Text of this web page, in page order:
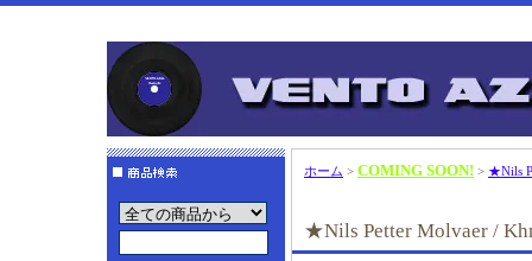
ホーム > COMING SOON! > ★Nils
★Nils Petter Molvaer /